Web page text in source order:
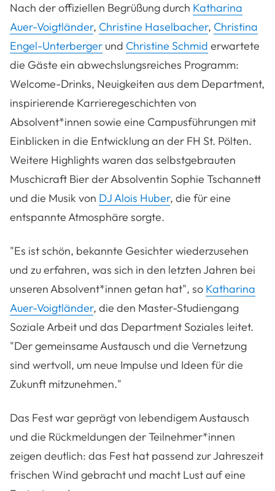
Nach der offiziellen Begrüßung durch Katharina
Auer-Voigtländer, Christine Haselbacher, Christina
Engel-Unterberger und Christine Schmid erwartete
die Gäste ein abwechslungsreiches Programm:
Welcome-Drinks, Neuigkeiten aus dem Department,
inspirierende Karrieregeschichten von
Absolvent*innen sowie eine Campusführungen mit
Einblicken in die Entwicklung an der FH St. Pölten.
Weitere Highlights waren das selbstgebrauten
Muschicraft Bier der Absolventin Sophie Tschannett
und die Musik von DJ Alois Huber, die für eine
entspannte Atmosphäre sorgte.
"Es ist schön, bekannte Gesichter wiederzusehen
und zu erfahren, was sich in den letzten Jahren bei
unseren Absolvent*innen getan hat", so Katharina
Auer-Voigtländer, die den Master-Studiengang
Soziale Arbeit und das Department Soziales leitet.
"Der gemeinsame Austausch und die Vernetzung
sind wertvoll, um neue Impulse und Ideen für die
Zukunft mitzunehmen."
Das Fest war geprägt von lebendigem Austausch
und die Rückmeldungen der Teilnehmer*innen
zeigen deutlich: das Fest hat passend zur Jahreszeit
frischen Wind gebracht und macht Lust auf eine